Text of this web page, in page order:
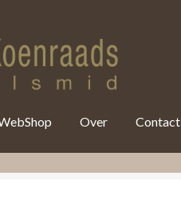
Over Contact